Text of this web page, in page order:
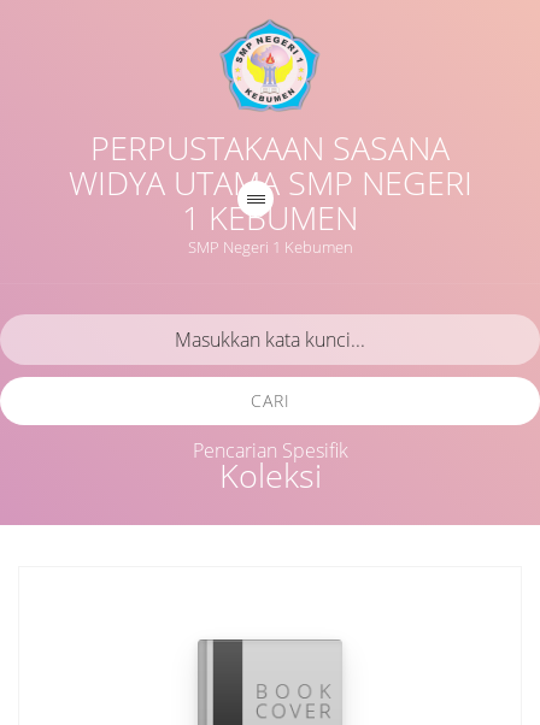
PERPUSTAKAAN SASANA
WIDYA UTAMA SMP NEGERI
1 KEBUMEN
SMP Negeri 1 Kebumen
Koleksi
CARI
Pencarian Spesifik